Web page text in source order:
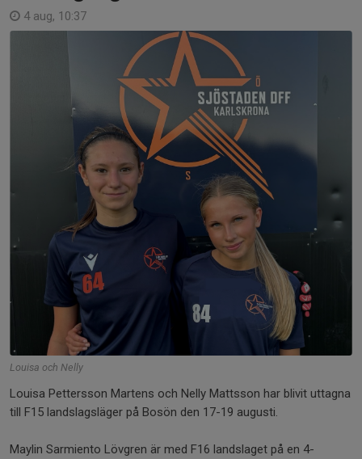
4 aug, 10:37
Louisa och Nelly
Louisa Pettersson Martens och Nelly Mattsson har blivit uttagna
till F15 landslagsläger på Bosön den 17-19 augusti.
Maylin Sarmiento Lövgren är med F16 landslaget på en 4-